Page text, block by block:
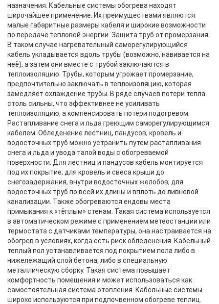
назначения. Кабельные системы обогрева находят
широчайшее применение. Их преимуществами являются
малые габаритные размеры кабеля и широкие возможности
по передаче тепловой энергии. Защита труб от промерзания.
В таком случае нагревательный саморегулирующийся
кабель укладывается вдоль трубы (возможно, навивается на
неё), а затем они вместе с трубой заключаются в
теплоизоляцию. Трубы, которым угрожает промерзание,
предпочтительно заключать в теплоизоляцию, которая
замедляет охлаждение трубы. В ряде случаев потери тепла
столь сильны, что эффективнее не усиливать
теплоизоляцию, а компенсировать потери подогревом.
Растапливание снега и льда греющим саморегулирующимся
кабелем. Обледенение лестниц, пандусов, кровель и
водосточных труб можно устранить путём растапливания
снега и льда и увода талой воды с обогреваемой
поверхности. Для лестниц и пандусов кабель монтируется
под их покрытие, для кровель и свеса крыши до
снегозадержания, внутри водосточных желобов, для
водосточных труб по всей их длины и вплоть до ливневой
канализации. Также обогреваются ендовы места
примыкания к «тёплым» стенам. Такая система используется
в автоматическом режиме с применением метеостанции или
термостата с датчиками температуры, она настраивается на
обогрев в условиях, когда есть риск обледенения. Кабельный
теплый пол устанавливается под покрытием пола либо в
нижележащий слой бетона, либо в специальную
металлическую сборку. Такая система повышает
комфортность помещения и может использоваться как
самостоятельная система отопления. Кабельные системы
широко используются при подпочвенном обогреве теплиц.